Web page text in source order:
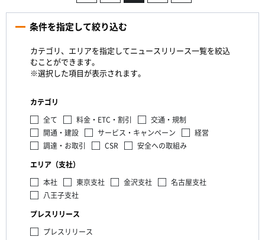
条件を指定して絞り込む
カテゴリ、エリアを指定してニュースリリース一覧を絞込
むことができます。
※選択した項目が表示されます。
カテゴリ
全て
料金・ETC・割引
交通・規制
開通・建設
サービス・キャンペーン
経営
調達・お取引
CSR
安全への取組み
エリア（支社）
本社
東京支社 金沢支社
名古屋支社
八王子支社
プレスリリース
プレスリリース